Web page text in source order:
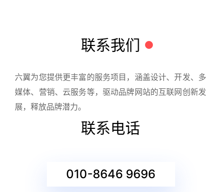
联系我们
六翼为您提供更丰富的服务项目，涵盖设计、开发、多
媒体、营销、云服务等，驱动品牌网站的互联网创新发
展，释放品牌潜力。
联系电话
010-8646 9696